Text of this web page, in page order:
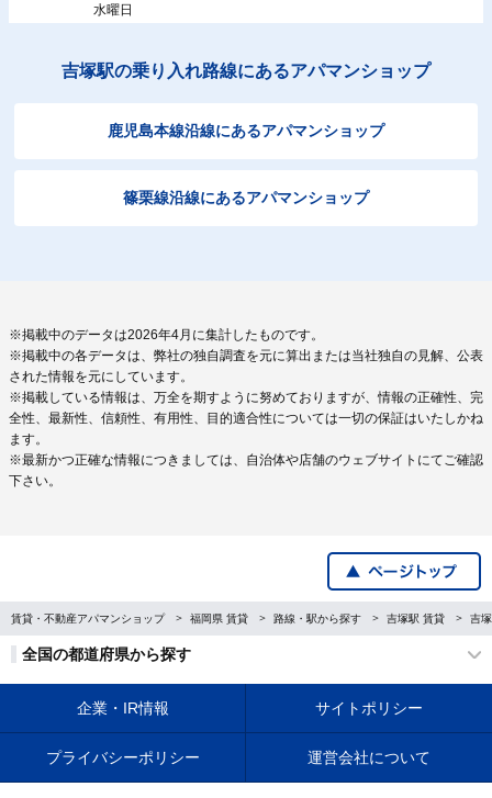
水曜日
吉塚駅の乗り入れ路線にあるアパマンショップ
鹿児島本線沿線にあるアパマンショップ
篠栗線沿線にあるアパマンショップ
※掲載中のデータは2026年4月に集計したものです。
※掲載中の各データは、弊社の独自調査を元に算出または当社独自の見解、公表
された情報を元にしています。
※掲載している情報は、万全を期すように努めておりますが、情報の正確性、完
全性、最新性、信頼性、有用性、目的適合性については一切の保証はいたしかね
ます。
※最新かつ正確な情報につきましては、自治体や店舗のウェブサイトにてご確認
下さい。
賃貸・不動産アパマンショップ 福岡県 賃貸 路線・駅から探す 吉塚駅 賃貸 吉
全国の都道府県から探す
企業・IR情報 サイトポリシー
プライバシーポリシー 運営会社について